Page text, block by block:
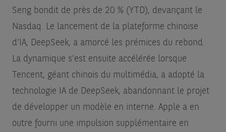
Seng bondit de près de 20 % (YTD), devançant le
Nasdaq. Le lancement de la plateforme chinoise
d’IA, DeepSeek, a amorcé les prémices du rebond.
La dynamique s’est ensuite accélérée lorsque
Tencent, géant chinois du multimédia, a adopté la
technologie IA de DeepSeek, abandonnant le projet
de développer un modèle en interne. Apple a en
outre fourni une impulsion supplémentaire en